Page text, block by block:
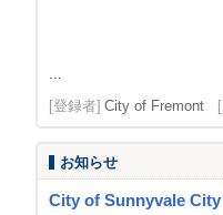
...
[登録者] City of Fremont
お知らせ
City of Sunnyvale